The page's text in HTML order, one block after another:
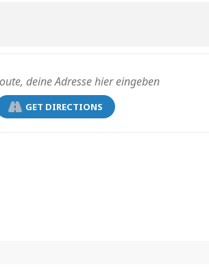
GET DIRECTIONS